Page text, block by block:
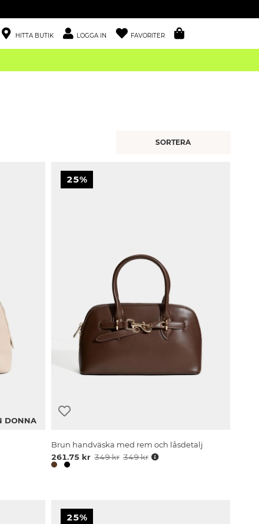
HITTA BUTIK LOGGA IN FAVORITER
DONNA
25%
Brun handväska med rem och låsdetalj
261.75 kr 349 kr 349 kr
25%